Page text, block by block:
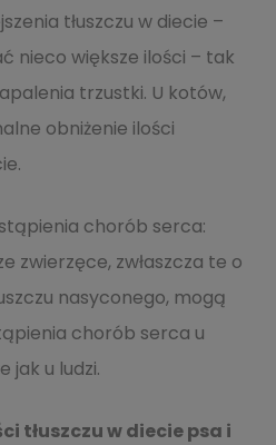
tłuszczu w diecie –
nieco większe ilości – tak
trzustki. U kotów,
obniżenie ilości
chorób serca:
zwierzęce, zwłaszcza te o
nasyconego, mogą
chorób serca u
jak u ludzi.
tłuszczu w diecie psa i